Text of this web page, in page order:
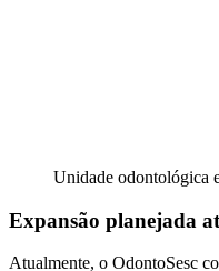
Unidade odontológica
Expansão planejada
Atualmente, o OdontoSesc